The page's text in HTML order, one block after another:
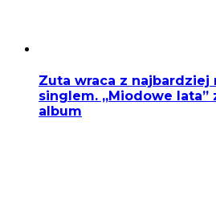
Zuta wraca z najbardziej
singlem. „Miodowe
album